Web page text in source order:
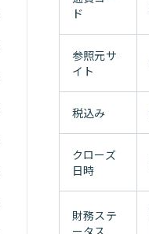
ド
参照元サ
イト
税込み
クローズ
日時
財務ステ
ータス